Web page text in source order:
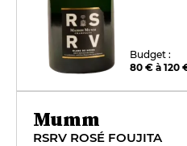
Budget :
80 € à 120
Mumm
RSRV ROSÉ FOUJITA